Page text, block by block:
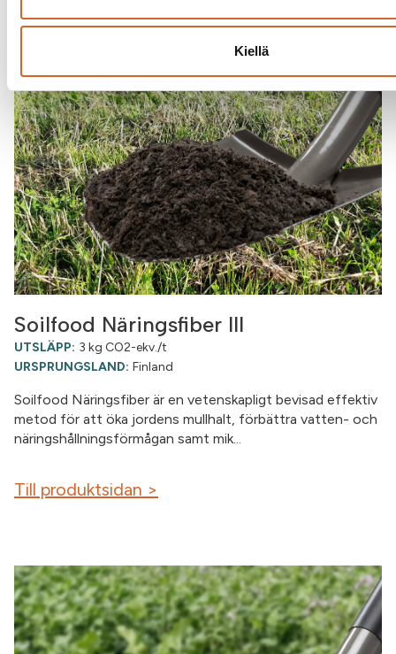
Kiellä
Soilfood Näringsfiber III
UTSLÄPP: 3 kg CO2-ekv./t
URSPRUNGSLAND: Finland
Soilfood Näringsfiber är en vetenskapligt bevisad effektiv
metod för att öka jordens mullhalt, förbättra vatten- och
näringshållningsförmågan samt mik...
Till produktsidan >